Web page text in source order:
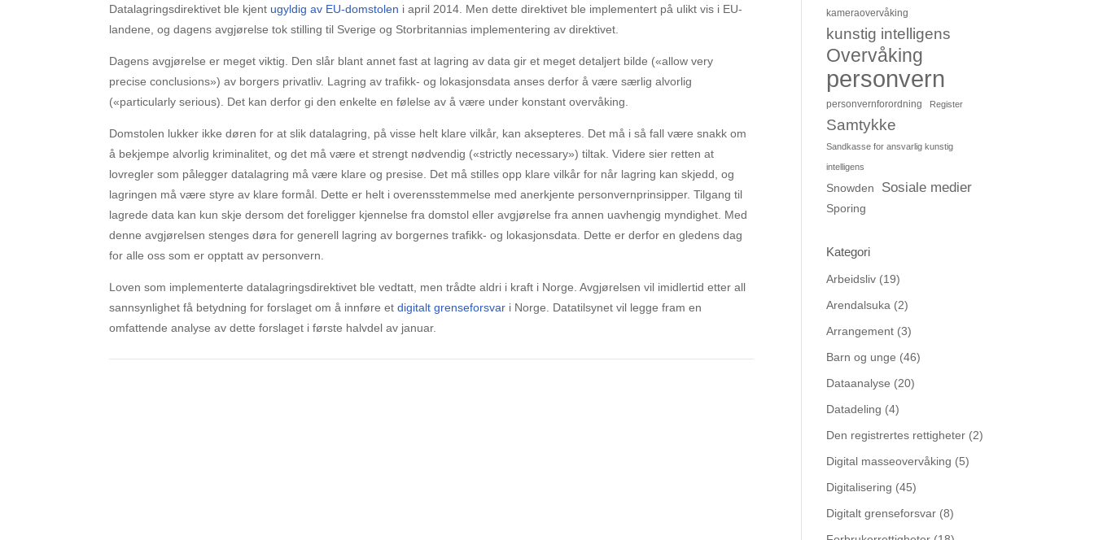
Datalagringsdirektivet ble kjent ugyldig av EU-domstolen i april 2014. Men dette direktivet ble implementert på ulikt vis i EU-
landene, og dagens avgjørelse tok stilling til Sverige og Storbritannias implementering av direktivet.
Dagens avgjørelse er meget viktig. Den slår blant annet fast at lagring av data gir et meget detaljert bilde («allow very
precise conclusions») av borgers privatliv. Lagring av trafikk- og lokasjonsdata anses derfor å være særlig alvorlig
(«particularly serious). Det kan derfor gi den enkelte en følelse av å være under konstant overvåking.
Domstolen lukker ikke døren for at slik datalagring, på visse helt klare vilkår, kan aksepteres. Det må i så fall være snakk om
å bekjempe alvorlig kriminalitet, og det må være et strengt nødvendig («strictly necessary») tiltak. Videre sier retten at
lovregler som pålegger datalagring må være klare og presise. Det må stilles opp klare vilkår for når lagring kan skjedd, og
lagringen må være styre av klare formål. Dette er helt i overensstemmelse med anerkjente personvernprinsipper. Tilgang til
lagrede data kan kun skje dersom det foreligger kjennelse fra domstol eller avgjørelse fra annen uavhengig myndighet. Med
denne avgjørelsen stenges døra for generell lagring av borgernes trafikk- og lokasjonsdata. Dette er derfor en gledens dag
for alle oss som er opptatt av personvern.
Loven som implementerte datalagringsdirektivet ble vedtatt, men trådte aldri i kraft i Norge. Avgjørelsen vil imidlertid etter all
sannsynlighet få betydning for forslaget om å innføre etdigitalt grenseforsvar i Norge. Datatilsynet vil legge fram en
omfattende analyse av dette forslaget i første halvdel av januar.
kameraovervåking
kunstig intelligens
Overvåking
personvern
personvernforordning Register
Samtykke
Sandkasse for ansvarlig kunstig
intelligens
Snowden Sosiale medier
Sporing
Kategori
Arbeidsliv (19)
Arendalsuka (2)
Arrangement (3)
Barn og unge (46)
Dataanalyse (20)
Datadeling (4)
Den registrertes rettigheter (2)
Digital masseovervåking (5)
Digitalisering (45)
Digitalt grenseforsvar (8)